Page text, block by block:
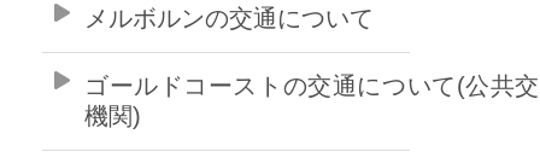
メルボルンの交通について
ゴールドコーストの交通について(公共
機関)